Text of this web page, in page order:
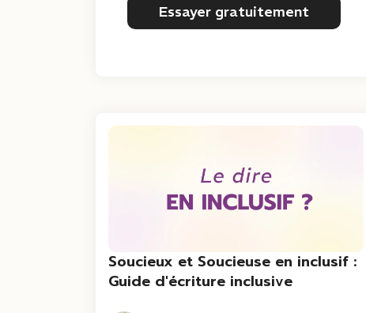
Essayer gratuitement
Soucieux et Soucieuse en inclusif :
Guide d'écriture inclusive